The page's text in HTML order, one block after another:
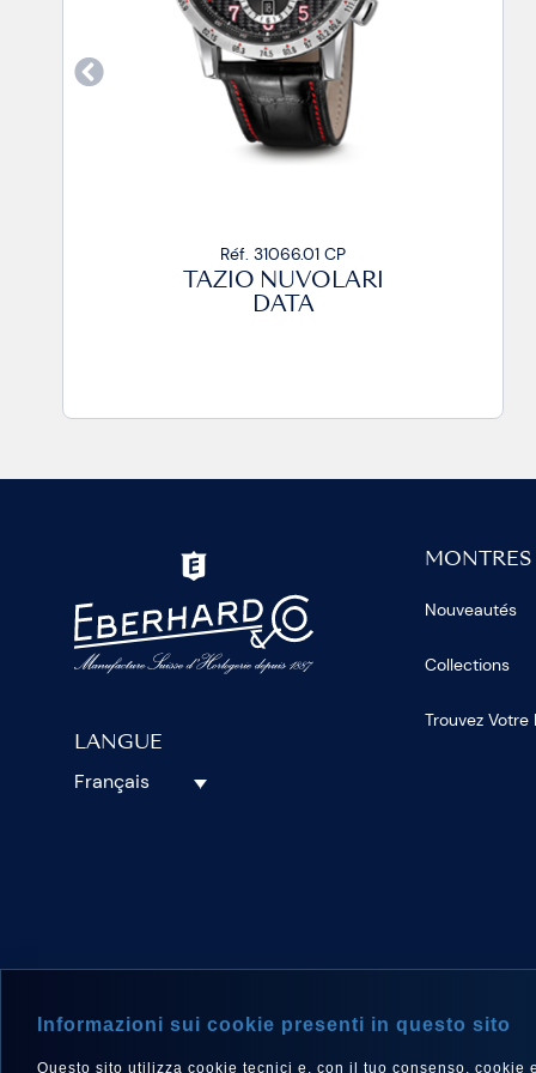
Réf. 31066.01 CP
TAZIO NUVOLARI
DATA
LANGUE
Français
MONTRES
Nouveautés
Collections
Trouvez
Informazioni sui cookie presenti in questo sito
Questo sito utilizza cookie tecnici e, con il tuo consenso,